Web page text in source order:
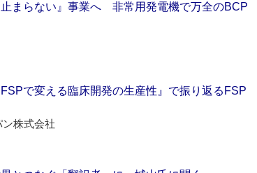
止まらない』事業へ 非常用発電機で万全のBCP
で変える臨床開発の生産性』で振り返るFSP
株式会社